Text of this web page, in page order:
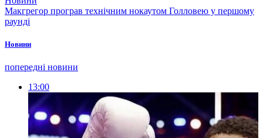
Макгрегор програв технічним нокаутом Голловею у першому
раунді
Новини
попередні новини
13:00